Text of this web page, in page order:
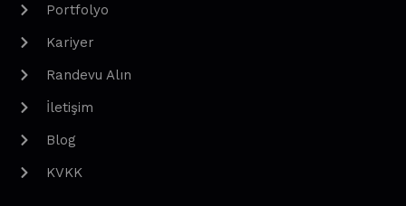
Portfolyo
Kariyer
Randevu Alın
İletişim
Blog
KVKK